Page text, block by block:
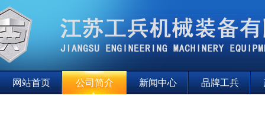
网站首页 公司简介 新闻中心 品牌工兵